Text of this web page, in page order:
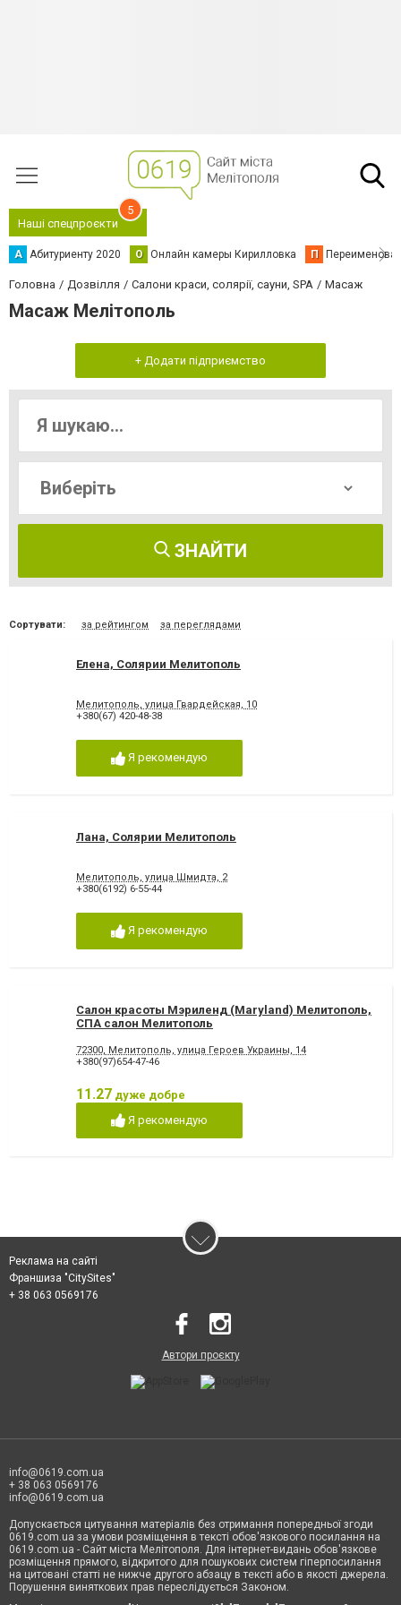
Наші спецпроєкти
5
А Абитуриенту 2020 О Онлайн камеры Кирилловка П
Головна Дозвілля Салони краси, солярії, сауни, SPA Масаж
Масаж Мелітополь
+ Додати підприємство
ЗНАЙТИ
Сортувати: за рейтингом за переглядами
Елена, Солярии Мелитополь
Мелитополь, улица Гвардейская, 10
+380(67) 420-48-38
Я рекомендую
Лана, Солярии Мелитополь
Мелитополь, улица Шмидта, 2
+380(6192) 6-55-44
Я рекомендую
Салон красоты Мэриленд (Maryland) Мелитополь,
СПА салон Мелитополь
72300, Мелитополь, улица Героев Украины, 14
+380(97)654-47-46
11.27 дуже добре
Я рекомендую
Реклама на сайті
Франшиза "CitySites"
+ 38 063 0569176
Автори проєкту
info@0619.com.ua
+ 38 063 0569176
info@0619.com.ua
Допускається цитування матеріалів без отримання попередньої згоди
0619.com.ua за умови розміщення в тексті обов'язкового посилання на
0619.com.ua - Сайт міста Мелітополя. Для інтернет-видань обов'язкове
розміщення прямого, відкритого для пошукових систем гіперпосилання
на цитовані статті не нижче другого абзацу в тексті або в якості джерела.
Порушення виняткових прав переслідується Законом.